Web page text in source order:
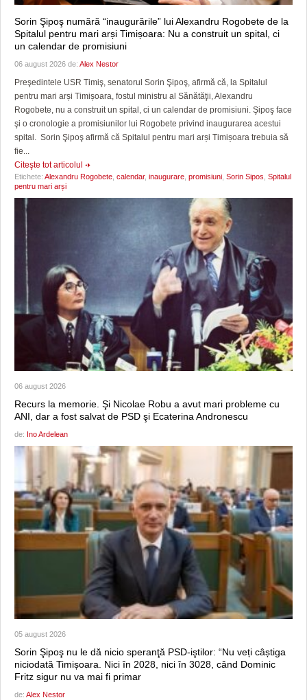
Sorin Şipoş numără “inaugurările” lui Alexandru Rogobete de la
Spitalul pentru mari arși Timișoara: Nu a construit un spital, ci
un calendar de promisiuni
06 august 2026 de: Alex Nestor
Preşedintele USR Timiş, senatorul Sorin Şipoş, afirmă că, la Spitalul
pentru mari arși Timișoara, fostul ministru al Sănătăţii, Alexandru
Rogobete, nu a construit un spital, ci un calendar de promisiuni. Şipoş face
şi o cronologie a promisiunilor lui Rogobete privind inaugurarea acestui
spital. Sorin Şipoş afirmă că Spitalul pentru mari arși Timișoara trebuia să
fie...
Citeşte tot articolul
Etichete: Alexandru Rogobete calendar, inaugurare promisiuni Sorin Sipos Spitalul
pentru mari arși
06 august 2026
Recurs la memorie. Şi Nicolae Robu a avut mari probleme cu
ANI, dar a fost salvat de PSD şi Ecaterina Andronescu
de: Ino Ardelean
05 august 2026
Sorin Şipoş nu le dă nicio speranţă PSD-iştilor: “Nu veți câștiga
niciodată Timișoara. Nici în 2028, nici în 3028, când Dominic
Fritz sigur nu va mai fi primar
de: Alex Nestor